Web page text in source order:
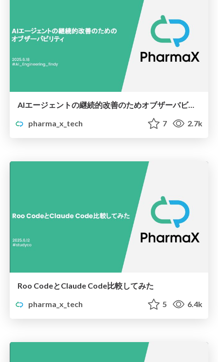
AIエージェントの継続的改善のためオブザーバビリティ
pharma_x_tech
7 2.7k
Roo CodeとClaude Code比較してみた
pharma_x_tech
5 6.4k